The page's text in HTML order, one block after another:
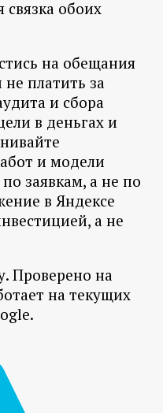
связка обоих
на обещания
платить за
и сбора
в деньгах и
и модели
заявкам, а не по
в Яндексе
а не
Проверено на
на текущих